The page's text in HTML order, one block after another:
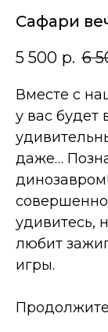
Сафари
5 500 р. 6
Вместе с
у вас будет
даже…
удивитесь,
любит
игры.